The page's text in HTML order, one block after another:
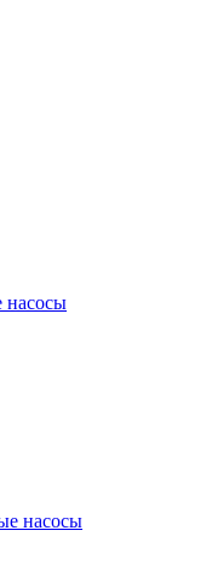
насосы
насосы